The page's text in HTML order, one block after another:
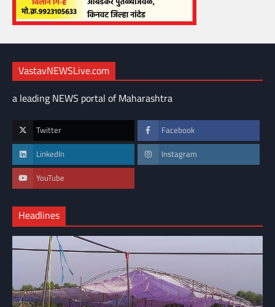
VastavNEWSLive.com
a leading NEWS portal of Maharashtra
Twitter Facebook
LinkedIn Instagram
YouTube
Headlines